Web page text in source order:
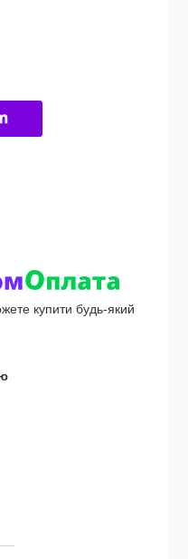
купити будь-який